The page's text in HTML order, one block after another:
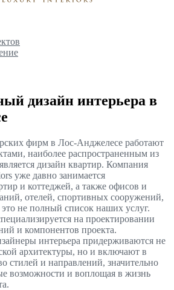
дизайн интерьера в
фирм в Лос-Анджелесе работают
наиболее распространенным из
дизайн квартир. Компания
уже давно занимается
и коттеджей, а также офисов и
отелей, спортивных сооружений,
не полный список наших услуг.
на проектировании
и компонентов проекта.
интерьера придерживаются не
архитектуры, но и включают в
стилей и направлений, значительно
возможности и воплощая в жизнь